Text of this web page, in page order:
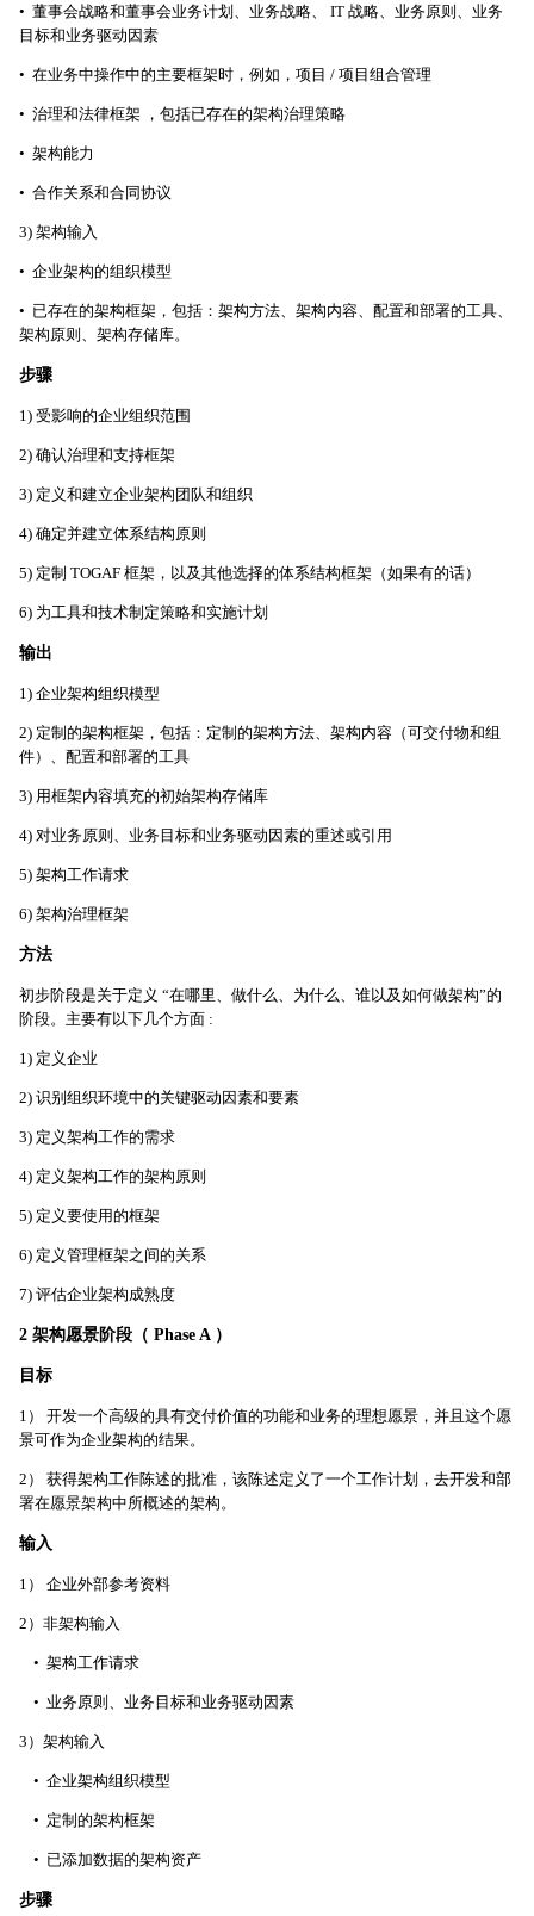
• 董事会战略和董事会业务计划、业务战略、 IT 战略、业务原则、业务
目标和业务驱动因素
• 在业务中操作中的主要框架时，例如，项目 / 项目组合管理
• 治理和法律框架 ，包括已存在的架构治理策略
• 架构能力
• 合作关系和合同协议
3) 架构输入
• 企业架构的组织模型
• 已存在的架构框架，包括：架构方法、架构内容、配置和部署的工具、
架构原则、架构存储库。
步骤
1) 受影响的企业组织范围
2) 确认治理和支持框架
3) 定义和建立企业架构团队和组织
4) 确定并建立体系结构原则
5) 定制 TOGAF 框架，以及其他选择的体系结构框架（如果有的话）
6) 为工具和技术制定策略和实施计划
输出
1) 企业架构组织模型
2) 定制的架构框架，包括：定制的架构方法、架构内容（可交付物和组
件）、配置和部署的工具
3) 用框架内容填充的初始架构存储库
4) 对业务原则、业务目标和业务驱动因素的重述或引用
5) 架构工作请求
6) 架构治理框架
方法
初步阶段是关于定义 “在哪里、做什么、为什么、谁以及如何做架构”的
阶段。主要有以下几个方面 :
1) 定义企业
2) 识别组织环境中的关键驱动因素和要素
3) 定义架构工作的需求
4) 定义架构工作的架构原则
5) 定义要使用的框架
6) 定义管理框架之间的关系
7) 评估企业架构成熟度
2 架构愿景阶段（ Phase A ）
目标
1） 开发一个高级的具有交付价值的功能和业务的理想愿景，并且这个愿
景可作为企业架构的结果。
2） 获得架构工作陈述的批准，该陈述定义了一个工作计划，去开发和部
署在愿景架构中所概述的架构。
输入
1） 企业外部参考资料
2）非架构输入
• 架构工作请求
• 业务原则、业务目标和业务驱动因素
3）架构输入
• 企业架构组织模型
• 定制的架构框架
• 已添加数据的架构资产
步骤